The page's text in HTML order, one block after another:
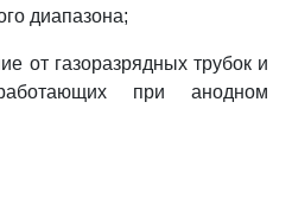
диапазона;
от газоразрядных трубок и
при анодном